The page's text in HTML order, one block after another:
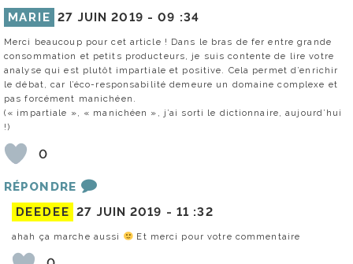
MARIE 27 JUIN 2019 -09 :34
Merci beaucoup pour cet article ! Dans le bras de fer entre grande
consommation et petits producteurs, je suis contente de lire votre
analyse qui est plutôt impartiale et positive. Cela permet d’enrichir
le débat, car l’éco-responsabilité demeure un domaine complexe et
pas forcément manichéen.
(« impartiale », « manichéen », j’ai sorti le dictionnaire, aujourd’hui
!)
0
RÉPONDRE
DEEDEE 27 JUIN 2019 - 11 :32
ahah ça marche aussi Et merci pour votre commentaire